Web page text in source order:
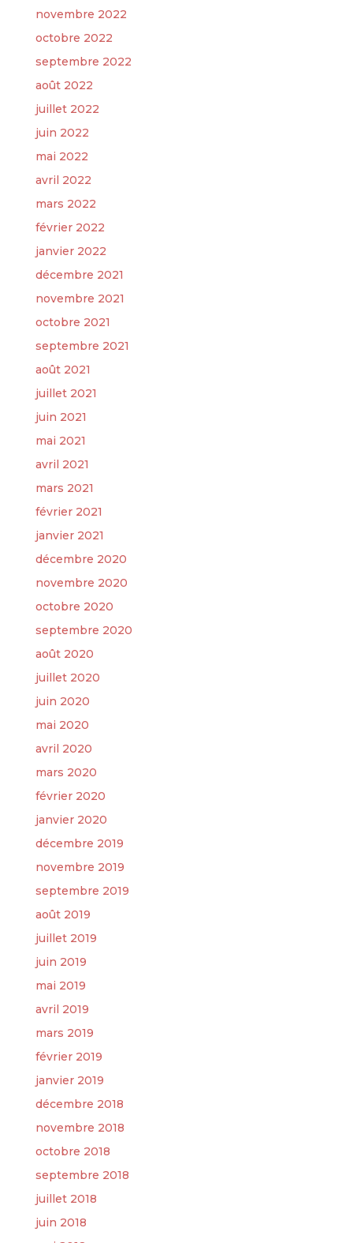
novembre 2022
octobre 2022
septembre 2022
août 2022
juillet 2022
juin 2022
mai 2022
avril 2022
mars 2022
février 2022
janvier 2022
décembre 2021
novembre 2021
octobre 2021
septembre 2021
août 2021
juillet 2021
juin 2021
mai 2021
avril 2021
mars 2021
février 2021
janvier 2021
décembre 2020
novembre 2020
octobre 2020
septembre 2020
août 2020
juillet 2020
juin 2020
mai 2020
avril 2020
mars 2020
février 2020
janvier 2020
décembre 2019
novembre 2019
septembre 2019
août 2019
juillet 2019
juin 2019
mai 2019
avril 2019
mars 2019
février 2019
janvier 2019
décembre 2018
novembre 2018
octobre 2018
septembre 2018
juillet 2018
juin 2018